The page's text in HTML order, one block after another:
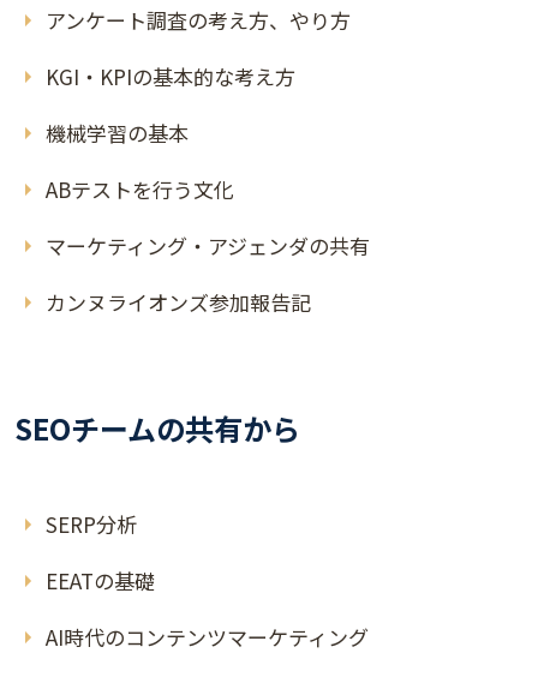
アンケート調査の考え方、やり方
KGI・KPIの基本的な考え方
機械学習の基本
ABテストを行う文化
マーケティング・アジェンダの共有
カンヌライオンズ参加報告記
SEOチームの共有から
SERP分析
EEATの基礎
AI時代のコンテンツマーケティング